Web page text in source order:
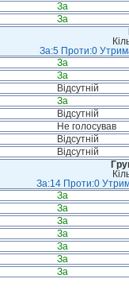
За
За
За:5 Проти:0
За
За
Відсутній
За
Відсутній
Не голосував
Відсутній
Відсутній
За:14 Проти:0
За
За
За
За
За
За
За